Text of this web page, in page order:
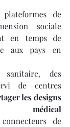
de
sociale
en temps de
aux pays en
des
de centres
les designs
médical
de